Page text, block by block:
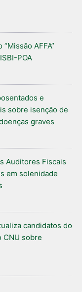
AFFA”
POA
e
sobre isenção de
graves
Auditores Fiscais
em solenidade
candidatos do
CNU sobre